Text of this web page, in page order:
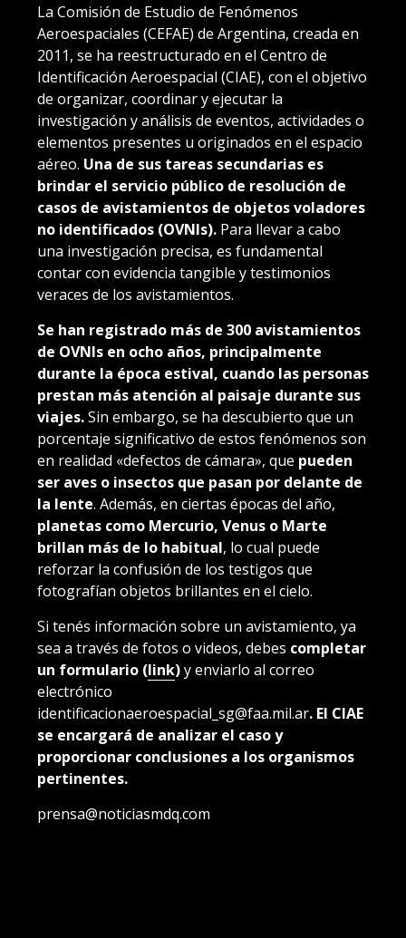
La Comisión de Estudio de Fenómenos
Aeroespaciales (CEFAE) de Argentina, creada en
2011, se ha reestructurado en el Centro de
Identificación Aeroespacial (CIAE), con el objetivo
de organizar, coordinar y ejecutar la
investigación y análisis de eventos, actividades o
elementos presentes u originados en el espacio
aéreo. Una de sus tareas secundarias es
brindar el servicio público de resolución de
casos de avistamientos de objetos voladores
no identificados (OVNIs). Para llevar a cabo
una investigación precisa, es fundamental
contar con evidencia tangible y testimonios
veraces de los avistamientos.
Se han registrado más de 300 avistamientos
de OVNIs en ocho años, principalmente
durante la época estival, cuando las personas
prestan más atención al paisaje durante sus
viajes.Sin embargo, se ha descubierto que un
porcentaje significativo de estos fenómenos son
en realidad «defectos de cámara», que pueden
ser aves o insectos que pasan por delante de
la lente. Además, en ciertas épocas del año,
planetas como Mercurio, Venus o Marte
brillan más de lo habitual, lo cual puede
reforzar la confusión de los testigos que
fotografían objetos brillantes en el cielo.
Si tenés información sobre un avistamiento, ya
sea a través de fotos o videos, debes completar
un formulario (link)y enviarlo al correo
electrónico
identificacionaeroespacial_sg@faa.mil.ar. El CIAE
se encargará de analizar el caso y
proporcionar conclusiones a los organismos
pertinentes.
prensa@noticiasmdq.com